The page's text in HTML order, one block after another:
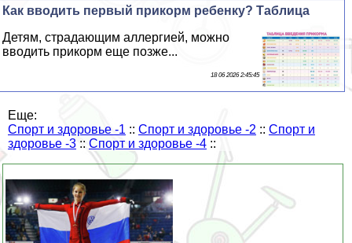
Как вводить первый прикорм ребенку? Таблица
Детям, страдающим аллергией, можно
вводить прикорм еще позже...
18 06 2026 2:45:45
Еще:
Спорт и здоровье -1 :: Спорт и здоровье -2 :: Спорт и
здоровье -3 :: Спорт и здоровье -4 ::